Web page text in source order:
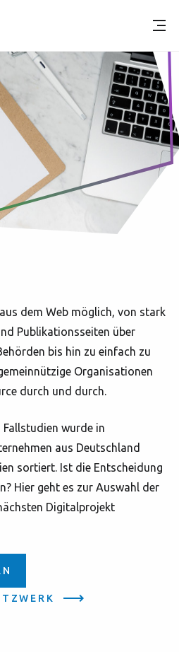
dem Web möglich, von stark
Publikationsseiten über
bis hin zu einfach zu
Organisationen
durch und durch.
wurde in
aus Deutschland
sortiert. Ist die Entscheidung
Hier geht es zur Auswahl der
Digitalprojekt